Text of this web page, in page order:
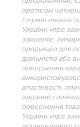
протягом
(термін
України «про
замовляє,
продукцію для
діяльністю або
повернення
властивості,
виданий
повернення
України «про